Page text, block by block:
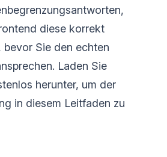
diese korrekt
bevor Sie den echten
Laden Sie
herunter, um der
in diesem Leitfaden zu